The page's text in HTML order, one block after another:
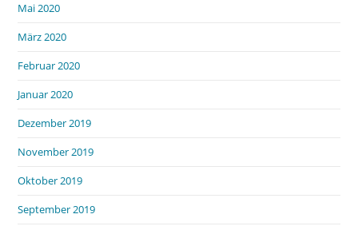
Mai 2020
März 2020
Februar 2020
Januar 2020
Dezember 2019
November 2019
Oktober 2019
September 2019